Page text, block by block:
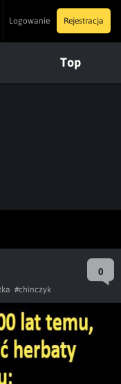
Logowanie Rejestracja
Top
0
#chinczyk